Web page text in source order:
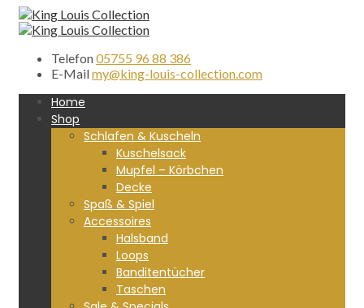
Telefon05755 96 88 386
E-Mailmy@king-louis-collection.com
Home
Shop
Schlafen & Kuscheln
Kuschelsack
Mupfel – Körbchen
Decke
Spaß & Spiel
Accessoires
Halsband
Loops
Banditentücher
Taschen